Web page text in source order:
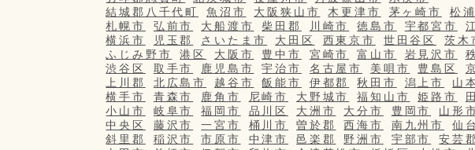
結城郡八千代町
魚沼市 大阪狭山市 木更津市 茅ヶ崎市
松
札幌市
弘前市 大船渡市 柴田郡 川崎市 徳島市 宇都宮市
横浜市
児玉郡 さいたま市 大田区 西東京市 世田谷区
茨木
ふじみ野市
港区 大阪市 豊中市 宮崎市 富山市 岩見沢市
渋谷区
取手市 鹿児島市 宇治市 名古屋市 美唄市 豊島区
上川郡
北広島市 越谷市 飯能市 伊都郡 秋田市 潟上市
山
横手市
青森市 鹿角市 尼崎市 大野城市 福知山市 姫路市
小山市
岐阜市 福岡市 品川区 大洲市 大分市 豊岡市
山形
中央区
藤沢市 一宮市 桶川市 曽於郡 西海市 南九州市
仙
斜里郡
稲沢市 市原市 中津市 邑楽郡 野洲市 宇部市
安芸